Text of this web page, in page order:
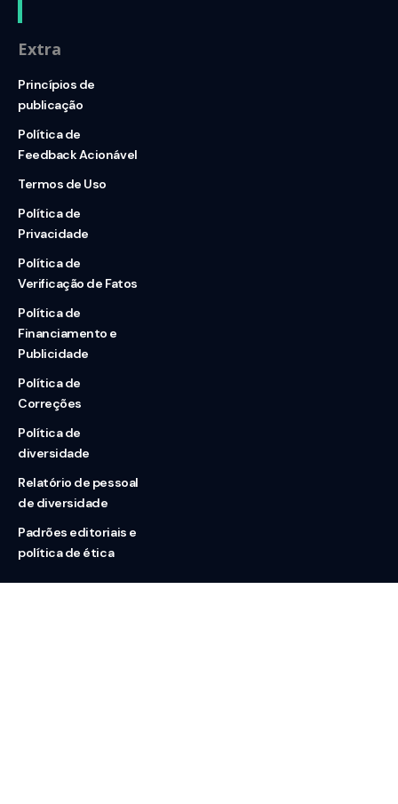
Extra
Princípios de
publicação
Política de
Feedback Acionável
Termos de Uso
Política de
Privacidade
Política de
Verificação de Fatos
Política de
Financiamento e
Publicidade
Política de
Correções
Política de
diversidade
Relatório de pessoal
de diversidade
Padrões editoriais e
política de ética